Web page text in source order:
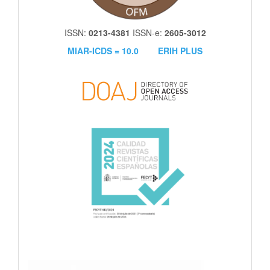
ISSN: 0213-4381 ISSN-e: 2605-3012
MIAR-ICDS = 10.0
ERIH PLUS